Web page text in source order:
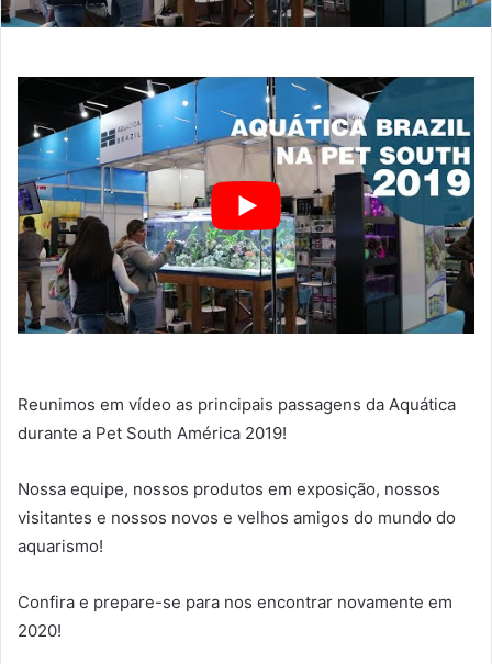
Reunimos em vídeo as principais passagens da Aquática
durante a Pet South América 2019!
Nossa equipe, nossos produtos em exposição, nossos
visitantes e nossos novos e velhos amigos do mundo do
aquarismo!
Confira e prepare-se para nos encontrar novamente em
2020!